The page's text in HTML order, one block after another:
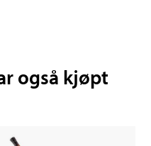
også kjøpt